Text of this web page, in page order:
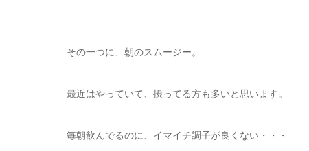
その一つに、朝のスムージー。
最近はやっていて、摂ってる方も多いと思います。
毎朝飲んでるのに、イマイチ調子が良くない・・・